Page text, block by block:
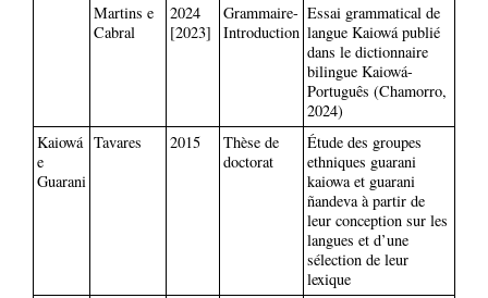
Martins e
Cabral
2024
[2023]
Grammaire-
Introduction
Essai grammatical de
langue Kaiowá publié
dans le dictionnaire
bilingue Kaiowá-
Português (Chamorro,
2024)
Kaiowá
e
Guarani
Tavares 2015
Thèse de
doctorat
Étude des groupes
ethniques guarani
kaiowa et guarani
ñandeva à partir de
leur conception sur les
langues et d’une
sélection de leur
lexique